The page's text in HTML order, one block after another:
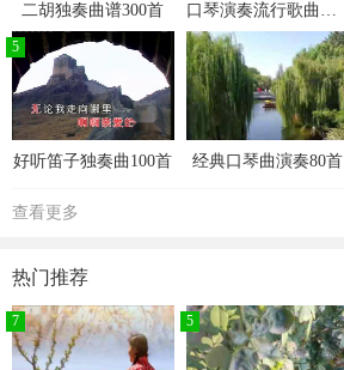
二胡独奏曲谱300首 口琴演奏流行歌曲视频全集
5
好听笛子独奏曲100首 经典口琴曲演奏80首
查看更多
热门推荐
7 5